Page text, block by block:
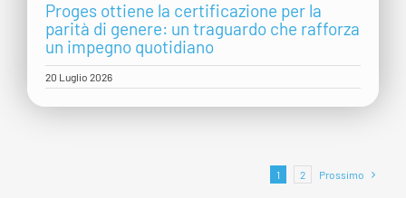
Proges ottiene la certificazione per la
parità di genere: un traguardo che rafforza
un impegno quotidiano
20 Luglio 2026
1 2 Prossimo